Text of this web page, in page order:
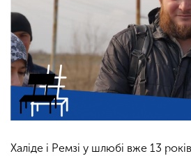
Халіде і Ремзі у шлюбі вже 13